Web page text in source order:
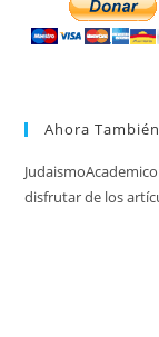
Ahora
disfrutar de los